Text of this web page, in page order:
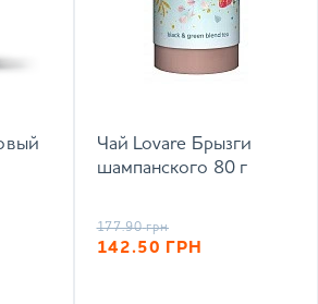
Чай Lovare Брызги
шампанского 80 г
177.90 грн
142.50 ГРН